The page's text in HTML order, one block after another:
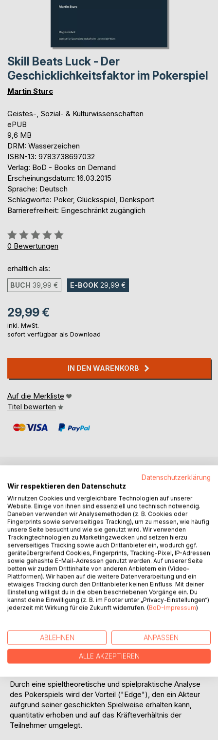
Skill Beats Luck - Der
Geschicklichkeitsfaktor im Pokerspiel
Martin Sturc
Geistes-, Sozial- & Kulturwissenschaften
ePUB
9,6 MB
DRM: Wasserzeichen
ISBN-13: 9783738697032
Verlag: BoD - Books on Demand
Erscheinungsdatum: 16.03.2015
Sprache: Deutsch
Schlagworte: Poker, Glücksspiel, Denksport
Barrierefreiheit: Eingeschränkt zugänglich
Bewertung::
0%
0 Bewertungen
erhältlich als:
BUCH 39,99 € E-BOOK 29,99 €
29,99 €
inkl. MwSt.
sofort verfügbar als Download
IN DEN WARENKORB
Auf die Merkliste
Titel bewerten
BESCHREIBUNG
Seit vielen Jahren wird weltweit darüber diskutiert, ob es
sich bei Poker um ein Glücks- oder Geschicklichkeitsspiel
handelt.
Wenngleich sich die Judikatur in besonderem Maße mit
dieser Thematik auseinandersetzt, und dabei von einem
kausalen Zusammenhang zwischen den Spielkomponenten
(Glück/Geschick) und dem Spielresultat ausgeht, hält sich
die Sportwissenschaft als Vertreter der
Geschicklichkeitsspiele diesbezüglich bedeckt.
juristischen Definition – nicht der absolute Glücksanteil des
Spiels, sondern der relative Geschicklichkeitsvorteil eines
Spielers, das akkurate Maß für die Kategorisierung von
Spielen sein muss.
Durch eine spieltheoretische und spielpraktische Analyse
des Pokerspiels wird der Vorteil ("Edge"), den ein Akteur
aufgrund seiner geschickten Spielweise erhalten kann,
quantitativ erhoben und auf das Kräfteverhältnis der
Teilnehmer umgelegt.
Datenschutzerklärung
Wir respektieren den Datenschutz
Wir nutzen Cookies und vergleichbare Technologien auf unserer
Website. Einige von ihnen sind essenziell und technisch notwendig.
Daneben verwenden wir Analysemethoden (z. B. Cookies oder
Fingerprints sowie serverseitiges Tracking), um zu messen, wie häufig
unsere Seite besucht und wie sie genutzt wird. Wir verwenden
Trackingtechnologien zu Marketingzwecken und setzen hierzu
serverseitiges Tracking sowie auch Drittanbieter ein, wodurch ggf.
geräteübergreifend Cookies, Fingerprints, Tracking-Pixel, IP-Adressen
sowie gehashte E-Mail-Adressen genutzt werden. Auf unserer Seite
betten wir zudem Drittinhalte von anderen Anbietern ein (Video-
Plattformen). Wir haben auf die weitere Datenverarbeitung und ein
etwaiges Tracking durch den Drittanbieter keinen Einfluss. Mit deiner
Einstellung willigst du in die oben beschriebenen Vorgänge ein. Du
kannst deine Einwilligung (z. B. im Footer unter „Privacy-Einstellungen“)
jederzeit mit Wirkung für die Zukunft widerrufen. (BoD-Impressum)
ABLEHNEN ANPASSEN
ALLE AKZEPTIEREN